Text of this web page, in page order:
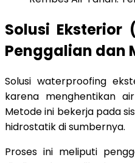
Solusi Eksterior
Penggalian dan
Solusi waterproofing
karena menghentikan
Metode ini bekerja pada
hidrostatik di sumbernya.
Proses ini meliputi